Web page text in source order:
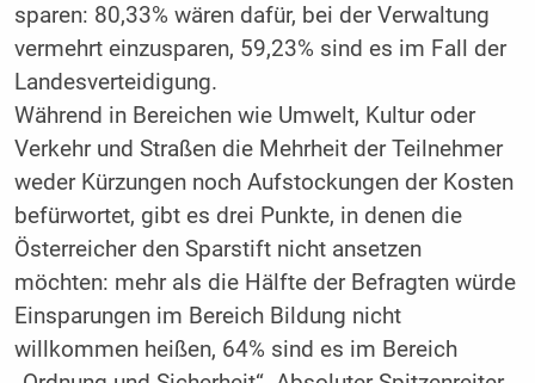
sparen: 80,33% wären dafür, bei der Verwaltung
vermehrt einzusparen, 59,23% sind es im Fall der
Landesverteidigung.
Während in Bereichen wie Umwelt, Kultur oder
Verkehr und Straßen die Mehrheit der Teilnehmer
weder Kürzungen noch Aufstockungen der Kosten
befürwortet, gibt es drei Punkte, in denen die
Österreicher den Sparstift nicht ansetzen
möchten: mehr als die Hälfte der Befragten würde
Einsparungen im Bereich Bildung nicht
willkommen heißen, 64% sind es im Bereich